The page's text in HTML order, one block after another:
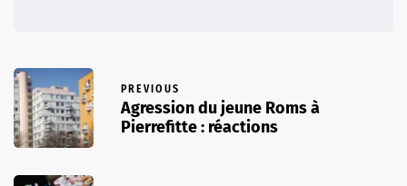
PREVIOUS
Agression du jeune Roms à
Pierrefitte : réactions